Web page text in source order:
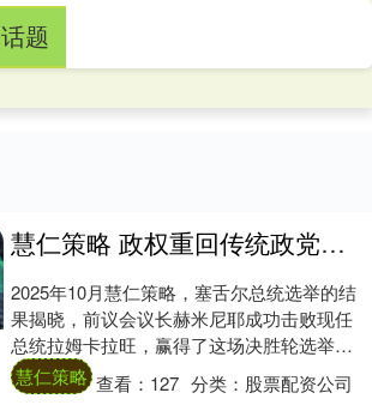
题
慧仁策略 政权重回传统政党，塞舌尔新政府要解多重难题
2025年10月慧仁策略，塞舌尔总统选举的结
果揭晓，前议会议长赫米尼耶成功击败现任
总统拉姆卡拉旺，赢得了这场决胜轮选举。
这一结果意味着，塞舌尔联合党重新掌握了
国....
慧仁策略 查看： 127 分类： 股票配资公司